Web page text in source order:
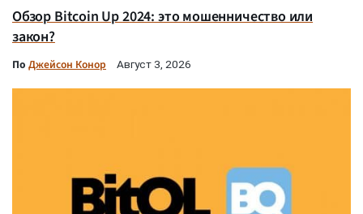
Обзор Bitcoin Up 2024: это мошенничество или
закон?
По Джейсон Конор Август 3, 2026